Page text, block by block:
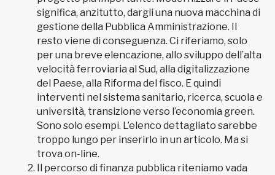
significa, anzitutto, dargli una nuova macchina di
gestione della Pubblica Amministrazione. Il
resto viene di conseguenza. Ci riferiamo, solo
per una breve elencazione, allo sviluppo dell’alta
velocità ferroviaria al Sud, alla digitalizzazione
del Paese, alla Riforma del fisco. E quindi
interventi nel sistema sanitario, ricerca, scuola e
università, transizione verso l’economia green.
Sono solo esempi. L’elenco dettagliato sarebbe
troppo lungo per inserirlo in un articolo. Ma si
trova on-line.
Il percorso di finanza pubblica riteniamo vada